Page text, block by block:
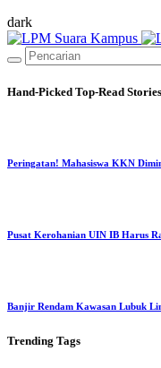
dark
Hand-Picked Top-Read Stories
Peringatan! Mahasiswa KKN
Pusat Kerohanian UIN IB Harus
Banjir Rendam Kawasan Lubuk
Trending Tags